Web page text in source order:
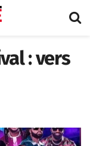
: vers